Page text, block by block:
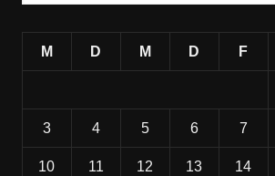
M D M D F
3 4 5 6 7
10 11 12 13 14